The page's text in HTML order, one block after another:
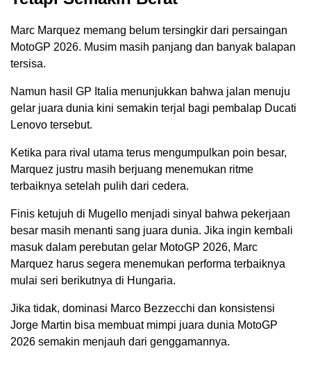
Marc Marquez memang belum tersingkir dari persaingan
MotoGP 2026. Musim masih panjang dan banyak balapan
tersisa.
Namun hasil GP Italia menunjukkan bahwa jalan menuju
gelar juara dunia kini semakin terjal bagi pembalap Ducati
Lenovo tersebut.
Ketika para rival utama terus mengumpulkan poin besar,
Marquez justru masih berjuang menemukan ritme
terbaiknya setelah pulih dari cedera.
Finis ketujuh di Mugello menjadi sinyal bahwa pekerjaan
besar masih menanti sang juara dunia. Jika ingin kembali
masuk dalam perebutan gelar MotoGP 2026, Marc
Marquez harus segera menemukan performa terbaiknya
mulai seri berikutnya di Hungaria.
Jika tidak, dominasi Marco Bezzecchi dan konsistensi
Jorge Martin bisa membuat mimpi juara dunia MotoGP
2026 semakin menjauh dari genggamannya.